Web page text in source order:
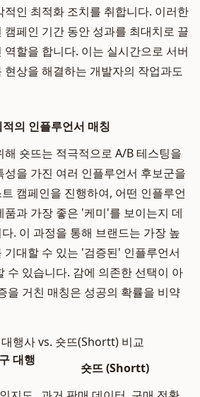
적인 최적화 조치를 취합니다. 이러한
페인 기간 동안 성과를 최대치로 끌
할을 합니다. 이는 실시간으로 서버
현상을 해결하는 개발자의 작업과도
의 인플루언서 매칭
해 숏뜨는 적극적으로 A/B 테스팅을
성을 가진 여러 인플루언서 후보군을
캠페인을 진행하여, 어떤 인플루언
과 가장 좋은 '케미'를 보이는지 데
. 이 과정을 통해 브랜드는 가장 높
기대할 수 있는 '검증된' 인플루언서
수 있습니다. 감에 의존한 선택이 아
을 거친 매칭은 성공의 확률을 비약
행사 vs. 숏뜨(Shortt) 비교
대행
숏뜨 (Shortt)